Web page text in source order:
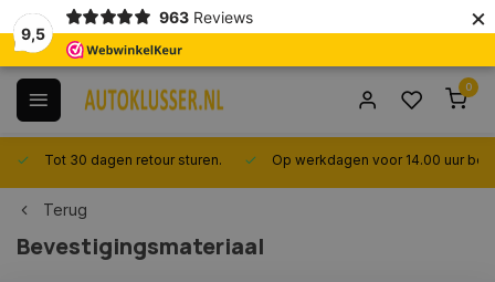
9,5
963 Reviews ×
0
Tot 30 dagen retour sturen. Op werkdagen voor 14.00 uur
Terug
Bevestigingsmateriaal